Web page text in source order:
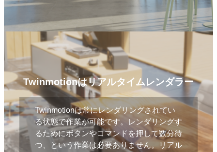
Twinmotionはリアルタイムレンダラー
Twinmotionは常にレンダリングされてい
る状態で作業が可能です。レンダリングす
るためにボタンやコマンドを押して数分待
つ、という作業は必要ありません。リアル